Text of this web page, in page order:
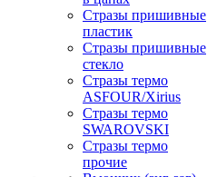
Стразы пришивные
пластик
Стразы пришивные
стекло
Стразы термо
ASFOUR/Xirius
Стразы термо
SWAROVSKI
Стразы термо
прочие